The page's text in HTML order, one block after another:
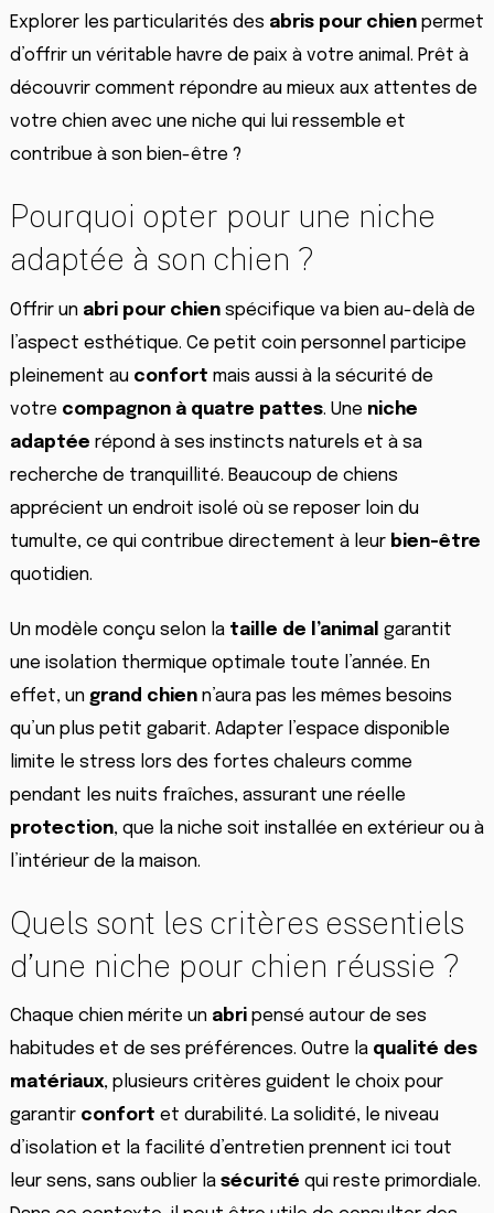
Explorer les particularités des abris pour chienpermet
d’offrir un véritable havre de paix à votre animal. Prêt à
découvrir comment répondre au mieux aux attentes de
votre chien avec une niche qui lui ressemble et
contribue à son bien-être ?
Pourquoi opter pour une niche
adaptée à son chien ?
Offrir un abri pour chienspécifique va bien au-delà de
l’aspect esthétique. Ce petit coin personnel participe
pleinement au confort mais aussi à la sécurité de
votre compagnon à quatre pattes. Une niche
adaptée répond à ses instincts naturels et à sa
recherche de tranquillité. Beaucoup de chiens
apprécient un endroit isolé où se reposer loin du
tumulte, ce qui contribue directement à leur bien-être
quotidien.
Un modèle conçu selon la taille de l’animal garantit
une isolation thermique optimale toute l’année. En
effet, un grand chienn’aura pas les mêmes besoins
qu’un plus petit gabarit. Adapter l’espace disponible
limite le stress lors des fortes chaleurs comme
pendant les nuits fraîches, assurant une réelle
protection, que la niche soit installée en extérieur ou à
l’intérieur de la maison.
Quels sont les critères essentiels
d’une niche pour chien réussie ?
Chaque chien mérite un abripensé autour de ses
habitudes et de ses préférences. Outre la qualité des
matériaux, plusieurs critères guident le choix pour
garantir confort et durabilité. La solidité, le niveau
d’isolation et la facilité d’entretien prennent ici tout
leur sens, sans oublier la sécurité qui reste primordiale.